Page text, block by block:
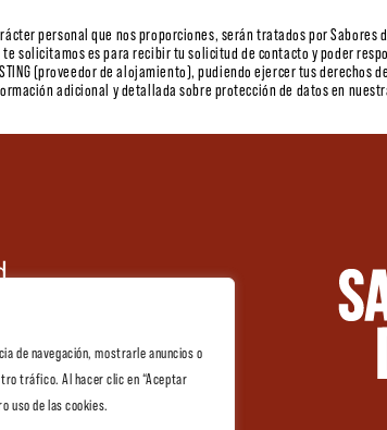
de navegación, mostrarle anuncios o
tráfico. Al hacer clic en “Aceptar
uso de las cookies.
personal que nos proporciones, serán tratados por
solicitamos es para recibir tu solicitud de contacto y poder
(proveedor de alojamiento), pudiendo ejercer tus
adicional y detallada sobre protección de datos en
de venta